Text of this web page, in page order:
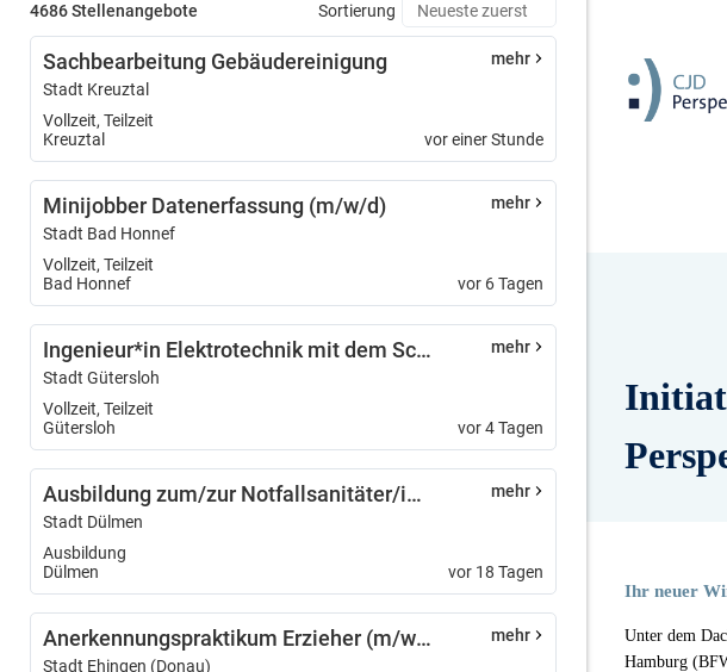
4686 Stellenangebote Sortierung
Sachbearbeitung Gebäudereinigung
Stadt Kreuztal
Vollzeit, Teilzeit
Kreuztal
mehr
vor einer Stunde
Minijobber Datenerfassung (m/w/d)
Stadt Bad Honnef
Vollzeit, Teilzeit
Bad Honnef
mehr
vor 6 Tagen
Ingenieur*in Elektrotechnik mit dem Schwerpunkt Energie- und Gebäudetechnik (m/w/d)
Stadt Gütersloh
Vollzeit, Teilzeit
Gütersloh
mehr
vor 4 Tagen
Ausbildung zum/zur Notfallsanitäter/in (m/w/d)
Stadt Dülmen
Ausbildung
Dülmen
mehr
vor 18 Tagen
Anerkennungspraktikum Erzieher (m/w/d)
Stadt Ehingen (Donau)
mehr